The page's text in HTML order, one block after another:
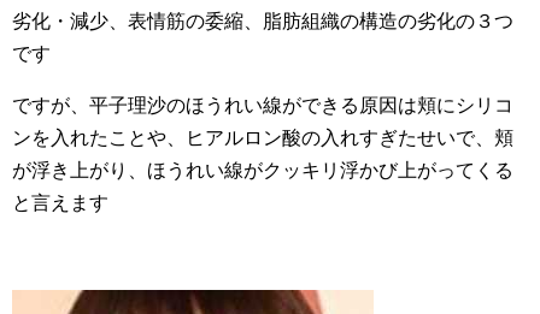
劣化・減少、表情筋の委縮、脂肪組織の構造の劣化の３つ
です
ですが、平子理沙のほうれい線ができる原因は頬にシリコ
ンを入れたことや、ヒアルロン酸の入れすぎたせいで、頬
が浮き上がり、ほうれい線がクッキリ浮かび上がってくる
と言えます